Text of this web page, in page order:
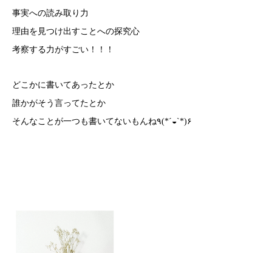
事実への読み取り力
理由を見つけ出すことへの探究心
考察する力がすごい！！！
どこかに書いてあったとか
誰かがそう言ってたとか
そんなことが一つも書いてないもんね٩(*´◒`*)۶